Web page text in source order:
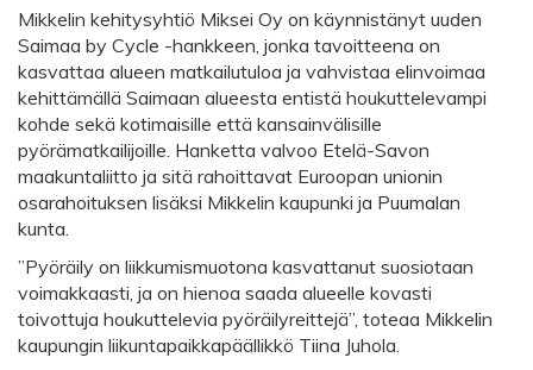
Mikkelin kehitysyhtiö Miksei Oy on käynnistänyt uuden
Saimaa by Cycle -hankkeen, jonka tavoitteena on
kasvattaa alueen matkailutuloa ja vahvistaa elinvoimaa
kehittämällä Saimaan alueesta entistä houkuttelevampi
kohde sekä kotimaisille että kansainvälisille
pyörämatkailijoille. Hanketta valvoo Etelä-Savon
maakuntaliitto ja sitä rahoittavat Euroopan unionin
osarahoituksen lisäksi Mikkelin kaupunki ja Puumalan
kunta.
”Pyöräily on liikkumismuotona kasvattanut suosiotaan
voimakkaasti, ja on hienoa saada alueelle kovasti
toivottuja houkuttelevia pyöräilyreittejä”, toteaa Mikkelin
kaupungin liikuntapaikkapäällikkö Tiina Juhola.